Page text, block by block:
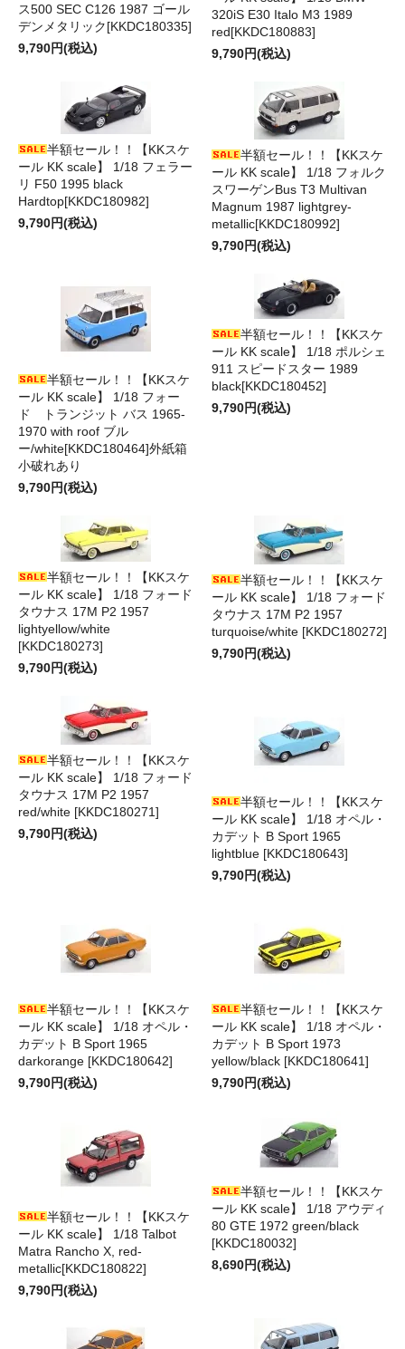
ス500 SEC C126 1987 ゴール
デンメタリック[KKDC180335]
9,790円(税込)
320iS E30 Italo M3 1989
red[KKDC180883]
9,790円(税込)
半額セール！！【KKスケ
ール KK scale】 1/18 フェラー
リ F50 1995 black
Hardtop[KKDC180982]
9,790円(税込)
半額セール！！【KKスケ
ール KK scale】 1/18 フォルク
スワーゲンBus T3 Multivan
Magnum 1987 lightgrey-
metallic[KKDC180992]
9,790円(税込)
半額セール！！【KKスケ
ール KK scale】 1/18 フォー
ド トランジット バス 1965-
1970 with roof ブル
ー/white[KKDC180464]外紙箱
小破れあり
9,790円(税込)
半額セール！！【KKスケ
ール KK scale】 1/18 ポルシェ
911 スピードスター 1989
black[KKDC180452]
9,790円(税込)
半額セール！！【KKスケ
ール KK scale】 1/18 フォード
タウナス 17M P2 1957
lightyellow/white
[KKDC180273]
9,790円(税込)
半額セール！！【KKスケ
ール KK scale】 1/18 フォード
タウナス 17M P2 1957
turquoise/white [KKDC180272]
9,790円(税込)
半額セール！！【KKスケ
ール KK scale】 1/18 フォード
タウナス 17M P2 1957
red/white [KKDC180271]
9,790円(税込)
半額セール！！【KKスケ
ール KK scale】 1/18 オペル・
カデット B Sport 1965
lightblue [KKDC180643]
9,790円(税込)
半額セール！！【KKスケ
ール KK scale】 1/18 オペル・
カデット B Sport 1965
darkorange [KKDC180642]
9,790円(税込)
半額セール！！【KKスケ
ール KK scale】 1/18 オペル・
カデット B Sport 1973
yellow/black [KKDC180641]
9,790円(税込)
半額セール！！【KKスケ
ール KK scale】 1/18 Talbot
Matra Rancho X, red-
metallic[KKDC180822]
9,790円(税込)
半額セール！！【KKスケ
ール KK scale】 1/18 アウディ
80 GTE 1972 green/black
[KKDC180032]
8,690円(税込)